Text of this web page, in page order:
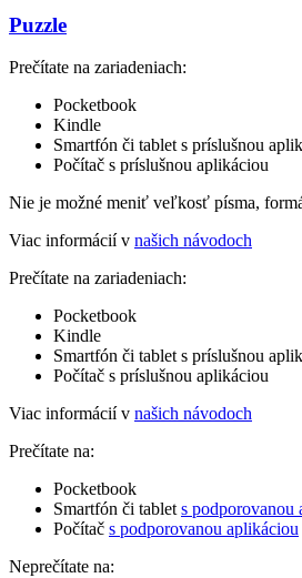
Puzzle
Prečítate na zariadeniach:
Pocketbook
Kindle
Smartfón či tablet s príslušnou
Počítač s príslušnou aplikáciou
Nie je možné meniť veľkosť písma,
Viac informácií v našich návodoch
Prečítate na zariadeniach:
Pocketbook
Kindle
Smartfón či tablet s príslušnou
Počítač s príslušnou aplikáciou
Viac informácií v našich návodoch
Prečítate na:
Pocketbook
Smartfón či tablet s podporovanou
Počítač s podporovanou aplikáciou
Neprečítate na: